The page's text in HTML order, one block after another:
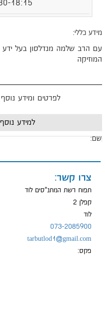
18:15
כללי:
הרב שלמה מנדלסון בעל ידע
לפרטים ומידע
למידע
צרו קשר:
תפוח רשת המתנ"סים לוד
קפלן 2
לוד
073-2085900
tarbutlod1@gmail.com
פקס: